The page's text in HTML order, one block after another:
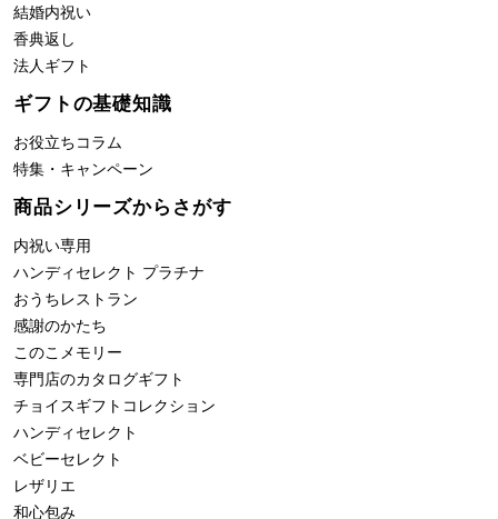
結婚内祝い
香典返し
法人ギフト
ギフトの基礎知識
お役立ちコラム
特集・キャンペーン
商品シリーズからさがす
内祝い専用
ハンディセレクト プラチナ
おうちレストラン
感謝のかたち
このこメモリー
専門店のカタログギフト
チョイスギフトコレクション
ハンディセレクト
ベビーセレクト
レザリエ
和心包み